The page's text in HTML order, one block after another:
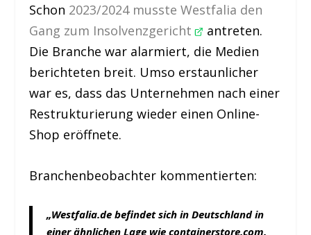
Schon 2023/2024 musste Westfalia den
Gang zum Insolvenzgericht
antreten.
Die Branche war alarmiert, die Medien
berichteten breit. Umso erstaunlicher
war es, dass das Unternehmen nach einer
Restrukturierung wieder einen Online-
Shop eröffnete.
Branchenbeobachter kommentierten:
„Westfalia.de befindet sich in Deutschland in
einer ähnlichen Lage wie containerstore.com.